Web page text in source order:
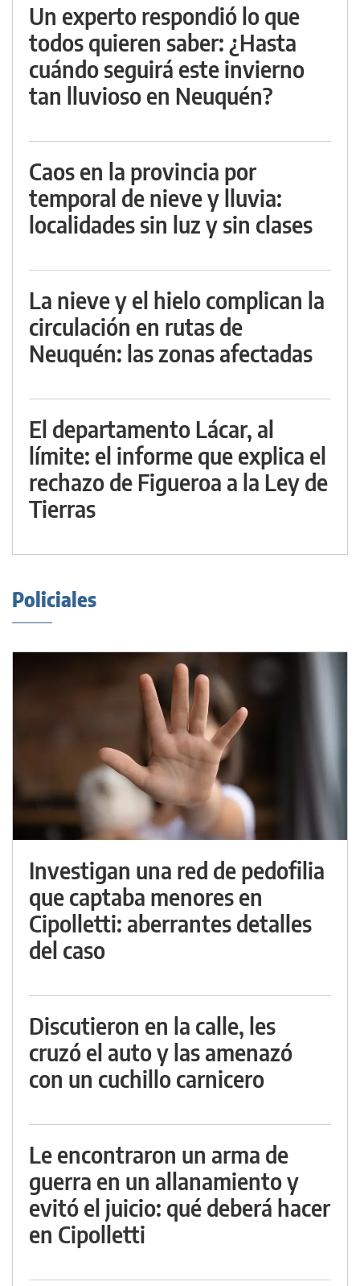
Un experto respondió lo que
todos quieren saber: ¿Hasta
cuándo seguirá este invierno
tan lluvioso en Neuquén?
Caos en la provincia por
temporal de nieve y lluvia:
localidades sin luz y sin clases
La nieve y el hielo complican la
circulación en rutas de
Neuquén: las zonas afectadas
El departamento Lácar, al
límite: el informe que explica el
rechazo de Figueroa a la Ley de
Tierras
Policiales
Investigan una red de pedofilia
que captaba menores en
Cipolletti: aberrantes detalles
del caso
Discutieron en la calle, les
cruzó el auto y las amenazó
con un cuchillo carnicero
Le encontraron un arma de
guerra en un allanamiento y
evitó el juicio: qué deberá hacer
en Cipolletti